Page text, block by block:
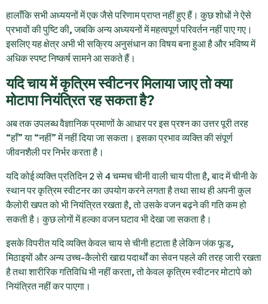
हालाँकि सभी अध्ययनों में एक जैसे परिणाम प्राप्त नहीं हुए हैं। कुछ शोधों ने ऐसे
प्रभावों की पुष्टि की, जबकि अन्य अध्ययनों में महत्वपूर्ण परिवर्तन नहीं पाए गए।
इसलिए यह क्षेत्र अभी भी सक्रिय अनुसंधान का विषय बना हुआ है और भविष्य में
अधिक स्पष्ट निष्कर्ष सामने आ सकते हैं।
यदि चाय में कृत्रिम स्वीटनर मिलाया जाए तो क्या
मोटापा नियंत्रित रह सकता है?
अब तक उपलब्ध वैज्ञानिक प्रमाणों के आधार पर इस प्रश्न का उत्तर पूरी तरह
“हाँ” या “नहीं” में नहीं दिया जा सकता। इसका प्रभाव व्यक्ति की संपूर्ण
जीवनशैली पर निर्भर करता है।
यदि कोई व्यक्ति प्रतिदिन 2 से 4 चम्मच चीनी वाली चाय पीता है, बाद में चीनी के
स्थान पर कृत्रिम स्वीटनर का उपयोग करने लगता है तथा साथ ही अपनी कुल
कैलोरी खपत को भी नियंत्रित रखता है, तो उसके वजन बढ़ने की गति कम हो
सकती है। कुछ लोगों में हल्का वजन घटाव भी देखा जा सकता है।
इसके विपरीत यदि व्यक्ति केवल चाय से चीनी हटाता है लेकिन जंक फूड,
मिठाइयों और अन्य उच्च-कैलोरी खाद्य पदार्थों का सेवन पहले की तरह जारी रखता
है तथा शारीरिक गतिविधि भी नहीं करता, तो केवल कृत्रिम स्वीटनर मोटापे को
नियंत्रित नहीं कर पाएगा।